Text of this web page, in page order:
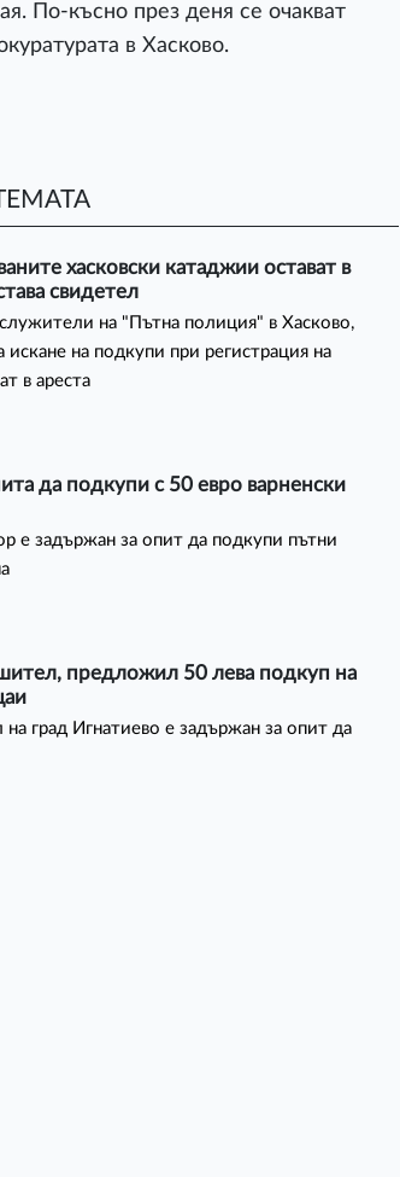
По-късно през деня се очакват
в Хасково.
хасковски катаджии остават в
свидетел
на "Пътна полиция" в Хасково,
искане на подкупи при регистрация на
в ареста
да подкупи с 50 евро варненски
е задържан за опит да подкупи пътни
предложил 50 лева подкуп на
град Игнатиево е задържан за опит да